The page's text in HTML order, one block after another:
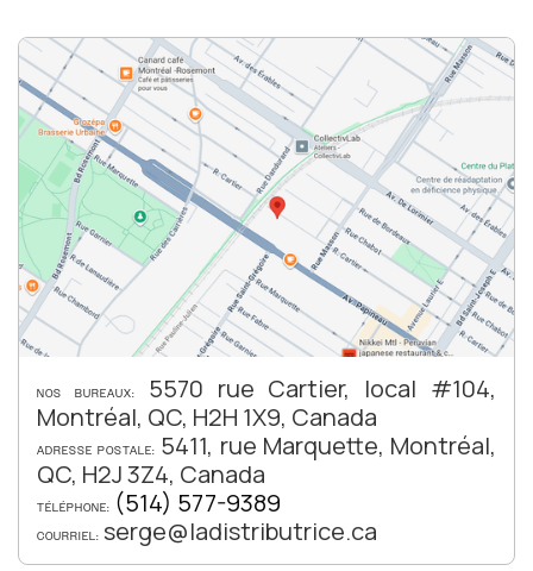
NOS BUREAUX:
5570 rue Cartier, local #104,
Montréal, QC, H2H 1X9, Canada
ADRESSE POSTALE: 5411, rue Marquette, Montréal,
QC, H2J 3Z4, Canada
TÉLÉPHONE: (514) 577-9389
COURRIEL: serge@ladistributrice.ca